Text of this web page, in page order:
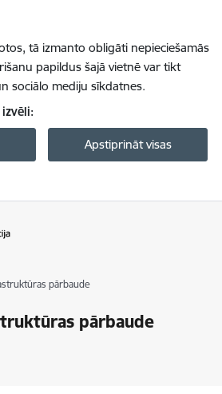
tā izmanto obligāti nepieciešamās
papildus šajā vietnē var tikt
sociālo mediju sīkdatnes.
Apstiprināt visas
pārbaude
pārbaude